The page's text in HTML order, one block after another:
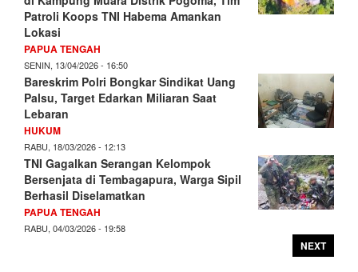
Patroli Koops TNI Habema Amankan
Lokasi
PAPUA TENGAH
SENIN, 13/04/2026 - 16:50
Bareskrim Polri Bongkar Sindikat Uang
Palsu, Target Edarkan Miliaran Saat
Lebaran
HUKUM
RABU, 18/03/2026 - 12:13
TNI Gagalkan Serangan Kelompok
Bersenjata di Tembagapura, Warga Sipil
Berhasil Diselamatkan
PAPUA TENGAH
RABU, 04/03/2026 - 19:58
NEXT